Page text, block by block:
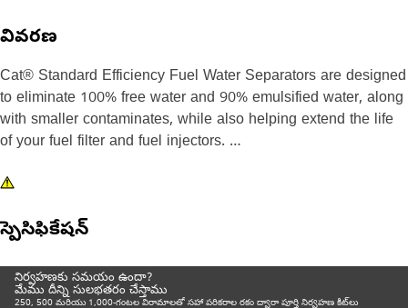
వివరణ
Cat® Standard Efficiency Fuel Water Separators are designed
to eliminate 100% free water and 90% emulsified water, along
with smaller contaminates, while also helping extend the life
of your fuel filter and fuel injectors.
Designed and built specifically for Cat® equipment, our fuel
precision fuel system components.
Choosing genuine Cat® filters is the best choice for protecting
your Cat® equipment.
స్పెసిఫికేషన్
నిర్వహణకు సమయం ఉందా?
మేము దీన్ని సులభతరం చేస్తాము
250, 500 మరియు 1,000-గంటల విరామాలతో సహా పరికరాల రకం ద్వారా పూర్తి నిర్వహణ కిట్‌లు